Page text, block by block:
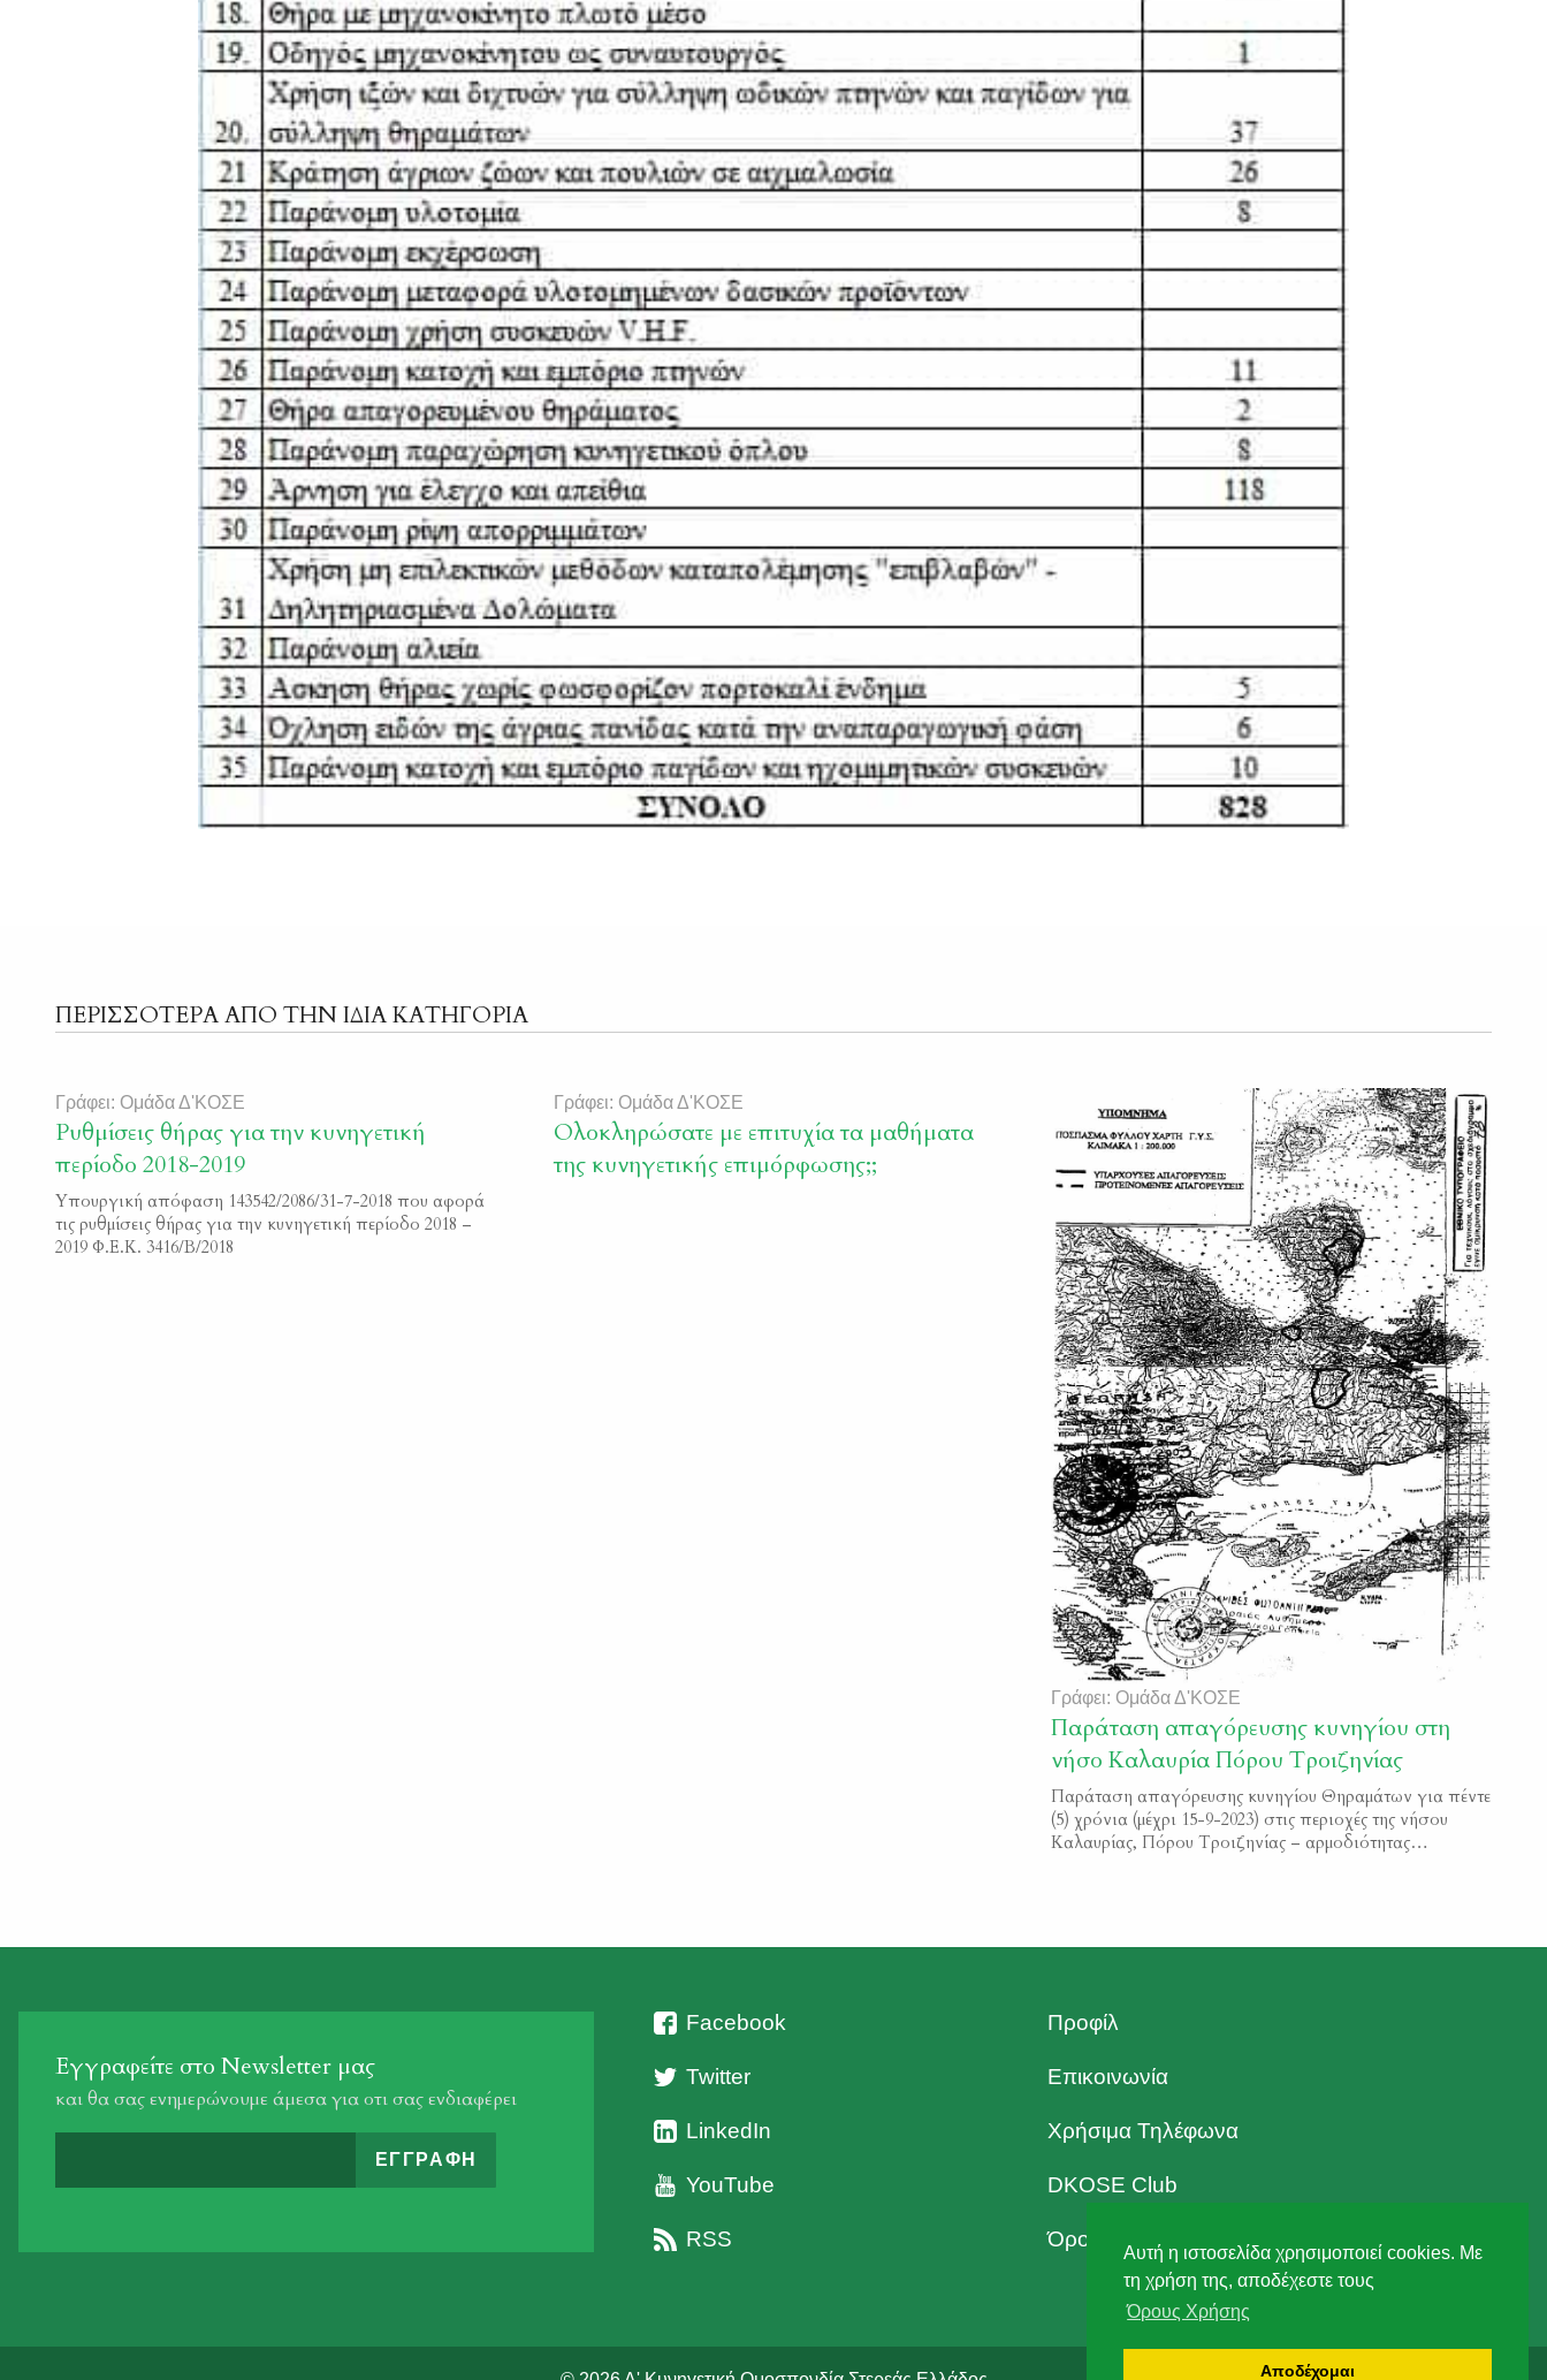
Αυτή η ιστοσελίδα χρησιμοποιεί cookies. Με
τη χρήση της, αποδέχεστε τους
Όρους Χρήσης
Αποδέχομαι
ΠΕΡΙΣΣΟΤΕΡΑ ΑΠΟ ΤΗΝ ΙΔΙΑ ΚΑΤΗΓΟΡΙΑ
Γράφει: Ομάδα Δ'ΚΟΣΕ
Ρυθμίσεις θήρας για την κυνηγετική
περίοδο 2018-2019
Υπουργική απόφαση 143542/2086/31-7-2018 που αφορά
τις ρυθμίσεις θήρας για την κυνηγετική περίοδο 2018 –
2019 Φ.Ε.Κ. 3416/Β/2018
Γράφει: Ομάδα Δ'ΚΟΣΕ
Ολοκληρώσατε με επιτυχία τα μαθήματα
της κυνηγετικής επιμόρφωσης;;
Γράφει: Ομάδα Δ'ΚΟΣΕ
Παράταση απαγόρευσης κυνηγίου στη
νήσο Καλαυρία Πόρου Τροιζηνίας
Παράταση απαγόρευσης κυνηγίου Θηραμάτων για πέντε
(5) χρόνια (μέχρι 15-9-2023) στις περιοχές της νήσου
Καλαυρίας, Πόρου Τροιζηνίας – αρμοδιότητας
Εγγραφείτε στο Newsletter μας
και θα σας ενημερώνουμε άμεσα για οτι σας ενδιαφέρει
Facebook
Twitter
LinkedIn
YouTube
RSS
Προφίλ
Επικοινωνία
Χρήσιμα Τηλέφωνα
DKOSE Club
Όροι Χρήσης